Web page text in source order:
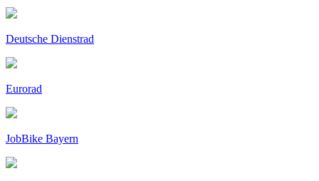
Deutsche Dienstrad
Eurorad
JobBike Bayern